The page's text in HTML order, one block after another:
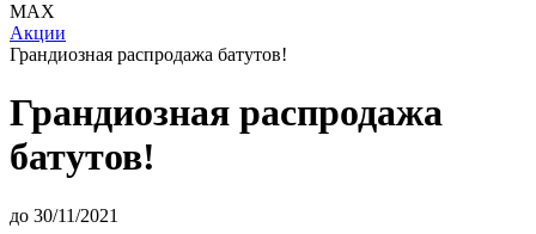
MAX
Акции
Грандиозная распродажа батутов!
Грандиозная распродажа
батутов!
до 30/11/2021